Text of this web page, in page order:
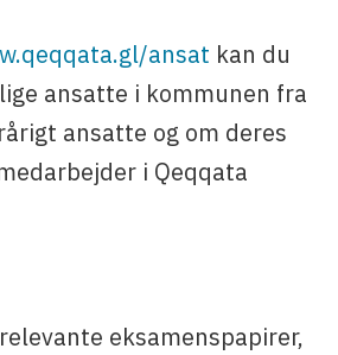
ansat kan du
ansatte i kommunen fra
ansatte og om deres
i Qeqqata
eksamenspapirer,